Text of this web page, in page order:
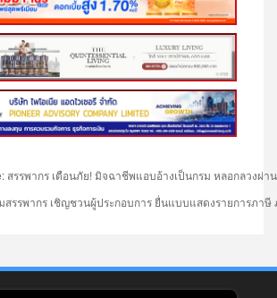
สรรพากร เตือนภัย! มิจฉาชีพแอบอ้างเป็นกรม หลอกลวงผ่า
สรรพากร เชิญชวนผู้ประกอบการ ยื่นแบบแสดงรายการภา